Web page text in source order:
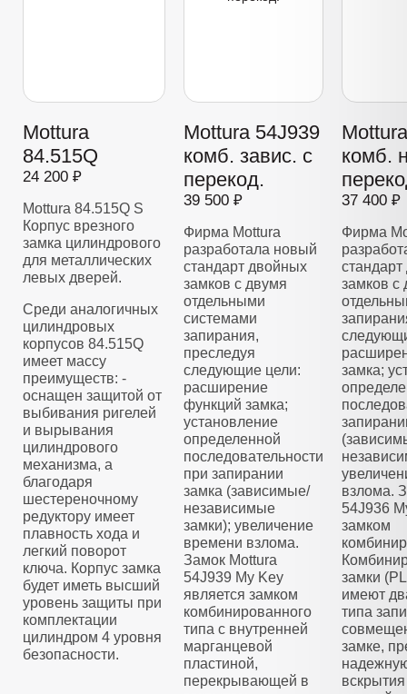
Mottura
84.515Q
24 200 ₽
Mottura 84.515Q S
Корпус врезного
замка цилиндрового
для металлических
левых дверей.
Среди аналогичных
цилиндровых
корпусов 84.515Q
имеет массу
преимуществ: -
оснащен защитой от
выбивания ригелей
и вырывания
цилиндрового
механизма, а
благодаря
шестереночному
редуктору имеет
плавность хода и
легкий поворот
ключа. Корпус замка
будет иметь высший
уровень защиты при
комплектации
цилиндром 4 уровня
безопасности.
Mottura 54J939
комб. завис. с
перекод.
39 500 ₽
Фирма Mottura
разработала новый
стандарт двойных
замков с двумя
отдельными
системами
запирания,
преследуя
следующие цели:
расширение
функций замка;
установление
определенной
последовательности
при запирании
замка (зависимые/
независимые
замки); увеличение
времени взлома.
Замок Mottura
54J939 My Key
является замком
комбинированного
типа с внутренней
марганцевой
пластиной,
перекрывающей в
комб.
37 400 ₽
Фирма
замков с
замка;
взлома.
54J936
замком
замки
имеют
типа
замке,